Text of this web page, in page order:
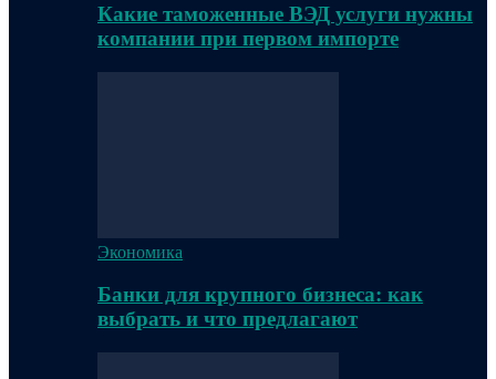
Какие таможенные ВЭД услуги нужны
компании при первом импорте
Экономика
Банки для крупного бизнеса: как
выбрать и что предлагают